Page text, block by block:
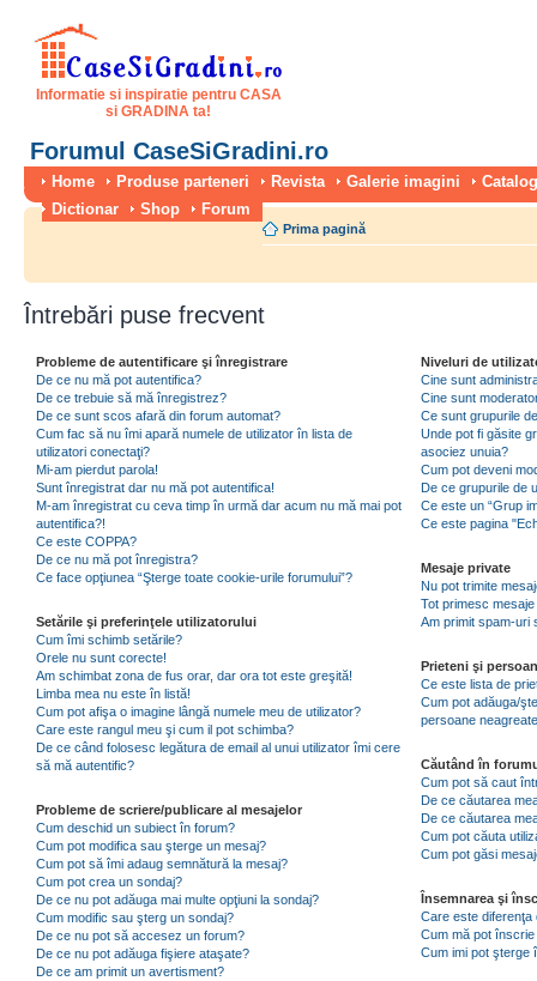
Informatie si inspiratie pentru CASA
si GRADINA ta!
Forumul CaseSiGradini.ro
Home Produse parteneri Revista Galerie imagini
Dictionar
Shop Forum
Prima pagină
Întrebări puse frecvent
Probleme de autentificare şi înregistrare
De ce nu mă pot autentifica?
De ce trebuie să mă înregistrez?
De ce sunt scos afară din forum automat?
Cum fac să nu îmi apară numele de utilizator în lista de
utilizatori conectaţi?
Mi-am pierdut parola!
Sunt înregistrat dar nu mă pot autentifica!
M-am înregistrat cu ceva timp în urmă dar acum nu mă mai pot
autentifica?!
Ce este COPPA?
De ce nu mă pot înregistra?
Ce face opţiunea “Şterge toate cookie-urile forumului”?
Setările şi preferinţele utilizatorului
Cum îmi schimb setările?
Orele nu sunt corecte!
Am schimbat zona de fus orar, dar ora tot este greşită!
Limba mea nu este în listă!
Cum pot afişa o imagine lângă numele meu de utilizator?
Care este rangul meu şi cum il pot schimba?
De ce când folosesc legătura de email al unui utilizator îmi cere
să mă autentific?
Probleme de scriere/publicare al mesajelor
Cum deschid un subiect în forum?
Cum pot modifica sau şterge un mesaj?
Cum pot să îmi adaug semnătură la mesaj?
Cum pot crea un sondaj?
De ce nu pot adăuga mai multe opţiuni la sondaj?
Cum modific sau şterg un sondaj?
De ce nu pot să accesez un forum?
De ce nu pot adăuga fişiere ataşate?
De ce am primit un avertisment?
Niveluri de
Cine sunt
Cine sunt
Ce sunt grupurile
Unde pot fi găsite
asociez unuia?
Cum pot deveni
De ce grupurile de
Ce este un “Grup
Ce este pagina
Mesaje private
Nu pot trimite
Tot primesc
Am primit spam-uri
Prieteni şi
Ce este lista de
Cum pot adăuga/
persoane
Căutând în
Cum pot să caut
De ce căutarea
De ce căutarea
Cum pot căuta
Cum pot găsi
Însemnarea şi
Care este
Cum mă pot
Cum imi pot şterge